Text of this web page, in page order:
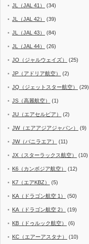
JL（JAL 41） (34)
JL（JAL 42） (39)
JL（JAL 43） (84)
JL（JAL 44） (26)
JO（ジャルウェイズ） (25)
JP（アドリア航空） (2)
JQ（ジェットスター航空） (29)
JS（高麗航空） (1)
JU（エアセルビア） (2)
JW（エアアジアジャパン） (9)
JW（バニラエア） (11)
JX（スターラックス航空） (10)
K6（カンボジア航空） (12)
K7（エアKBZ） (5)
KA（ドラゴン航空 1） (50)
KA（ドラゴン航空 2） (19)
KB（ドゥルック航空） (6)
KC（エアーアスタナ） (10)